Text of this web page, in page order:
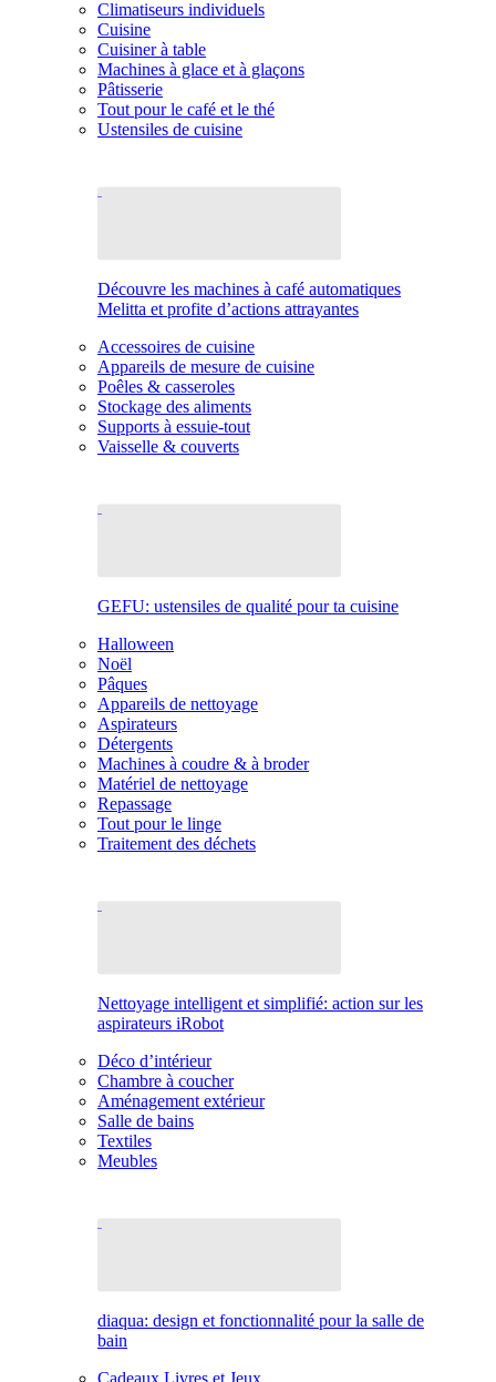
Climatiseurs individuels
Cuisine
Cuisiner à table
Machines à glace et à glaçons
Pâtisserie
Tout pour le café et le thé
Ustensiles de cuisine
Découvre les machines à café automatiques
Melitta et profite d’actions attrayantes
Accessoires de cuisine
Appareils de mesure de cuisine
Poêles & casseroles
Stockage des aliments
Supports à essuie-tout
Vaisselle & couverts
GEFU: ustensiles de qualité pour ta cuisine
Halloween
Noël
Pâques
Appareils de nettoyage
Aspirateurs
Détergents
Machines à coudre & à broder
Matériel de nettoyage
Repassage
Tout pour le linge
Traitement des déchets
Nettoyage intelligent et simplifié: action sur les
aspirateurs iRobot
Déco d’intérieur
Chambre à coucher
Aménagement extérieur
Salle de bains
Textiles
Meubles
diaqua: design et fonctionnalité pour la salle de
bain
Cadeaux Livres et Jeux